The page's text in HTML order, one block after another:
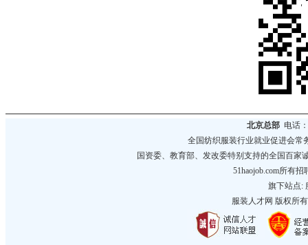
北京总部 电话
全国纺织服装行业就业促进会常
国资委、教育部、发改委特别支持的全国百
51haojob.com所有
旗下站点:
服装人才网 版权所